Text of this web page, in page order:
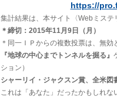
https://
集計結果は、本サイト〈Webミステ
＊締切：2015年11月9日（月）
＊同一ＩＰからの複数投票は、無効
『地球の中心までトンネルを掘る』
ション）
シャーリイ・ジャクスン賞、全米
これは「あなた」だったかもしれ